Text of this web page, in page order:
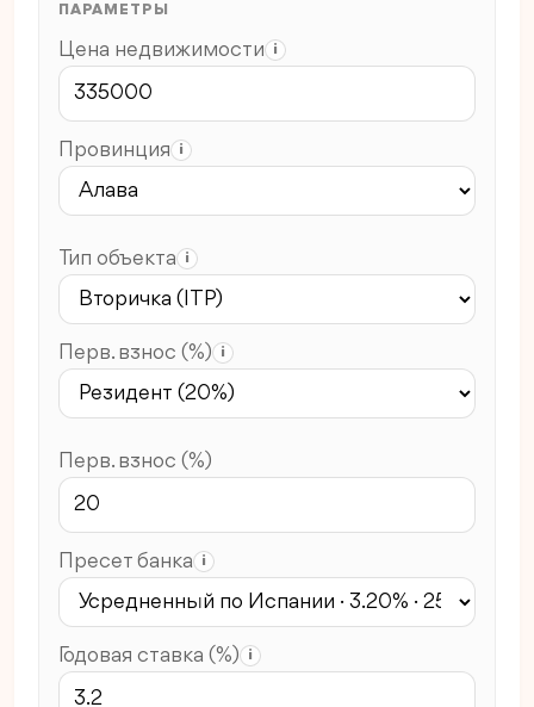
ПАРАМЕТРЫ
Цена недвижимости i
Провинция i
Тип объекта i
Перв. взнос (%) i
Перв. взнос (%)
Пресет банка i
Годовая ставка (%) i